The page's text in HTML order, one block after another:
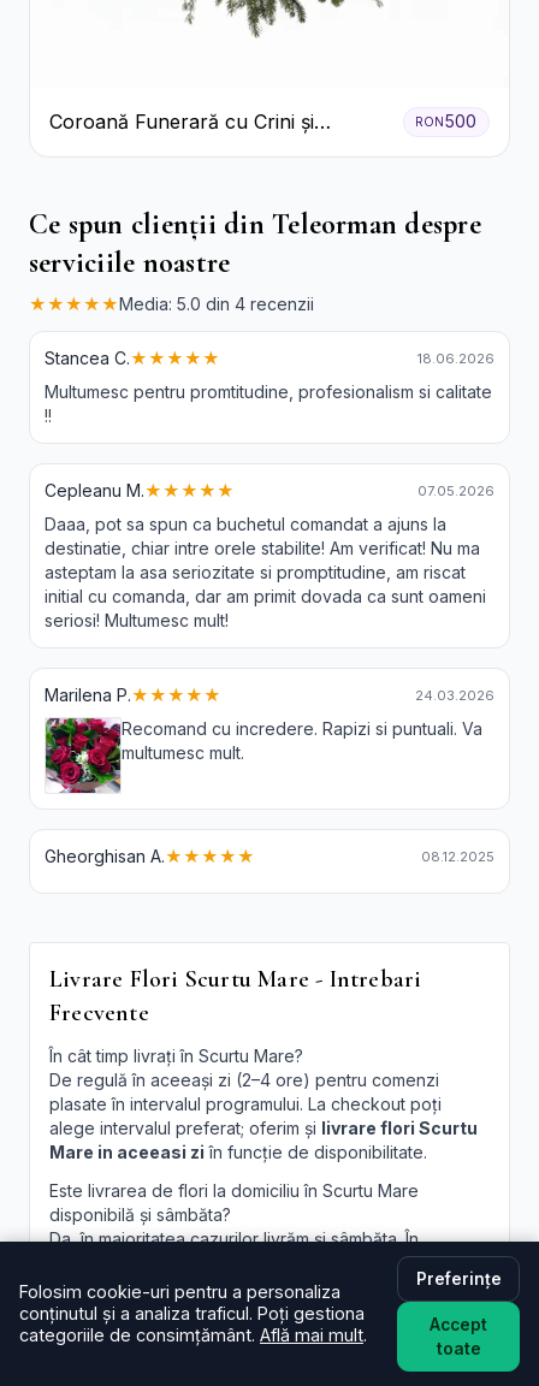
Coroană Funerară cu Crini și
Garoafe Albe
RON500
Ce spun clienții din Teleorman despre
serviciile noastre
★★★★★Media: 5.0 din 4 recenzii
Stancea C.★★★★★ 18.06.2026
Multumesc pentru promtitudine, profesionalism si calitate
!!
Cepleanu M.★★★★★ 07.05.2026
Daaa, pot sa spun ca buchetul comandat a ajuns la
destinatie, chiar intre orele stabilite! Am verificat! Nu ma
asteptam la asa seriozitate si promptitudine, am riscat
initial cu comanda, dar am primit dovada ca sunt oameni
seriosi! Multumesc mult!
Marilena P.★★★★★ 24.03.2026
Recomand cu incredere. Rapizi si puntuali. Va
multumesc mult.
Gheorghisan A.★★★★★ 08.12.2025
Livrare Flori Scurtu Mare - Intrebari
Frecvente
În cât timp livrați în Scurtu Mare?
De regulă în aceeași zi (2–4 ore) pentru comenzi
plasate în intervalul programului. La checkout poți
alege intervalul preferat; oferim și livrare flori Scurtu
Mare in aceeasi zi în funcție de disponibilitate.
Este livrarea de flori la domiciliu în Scurtu Mare
disponibilă și sâmbăta?
Da, în majoritatea cazurilor livrăm și sâmbăta. În
perioade aglomerate pot exista sloturi limitate, afișate
la finalizare.
Pot programa livrarea pentru o oră anume în Scurtu
Mare?
Oferim intervale orare; pentru ore fixe încercăm să
Folosim cookie-uri pentru a personaliza
conținutul și a analiza traficul. Poți gestiona
categoriile de consimțământ. Află mai mult.
Preferințe
Accept
toate